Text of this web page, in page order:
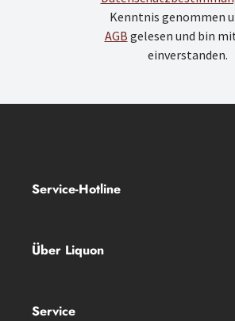
Kenntnis genommen
AGB gelesen und bin
einverstanden.
Service-Hotline
Über Liquon
Service